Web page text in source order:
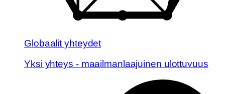
Globaalit yhteydet
Yksi yhteys - maailmanlaajuinen ulottuvuus